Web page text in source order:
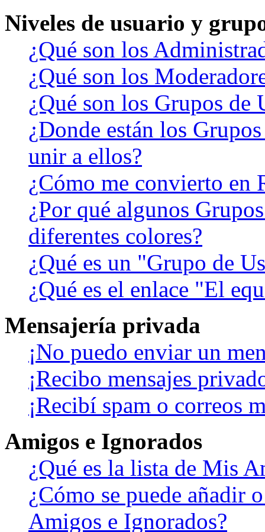
Niveles de usuario y
¿Qué son los
¿Qué son los
¿Qué son los Grupos de
¿Donde están los
unir a ellos?
¿Cómo me convierto en
¿Por qué algunos
diferentes colores?
¿Qué es un "Grupo de
¿Qué es el enlace "El
Mensajería privada
¡No puedo enviar un
¡Recibo mensajes
¡Recibí spam o correos
Amigos e Ignorados
¿Qué es la lista de Mis
¿Cómo se puede añadir
Amigos e Ignorados?